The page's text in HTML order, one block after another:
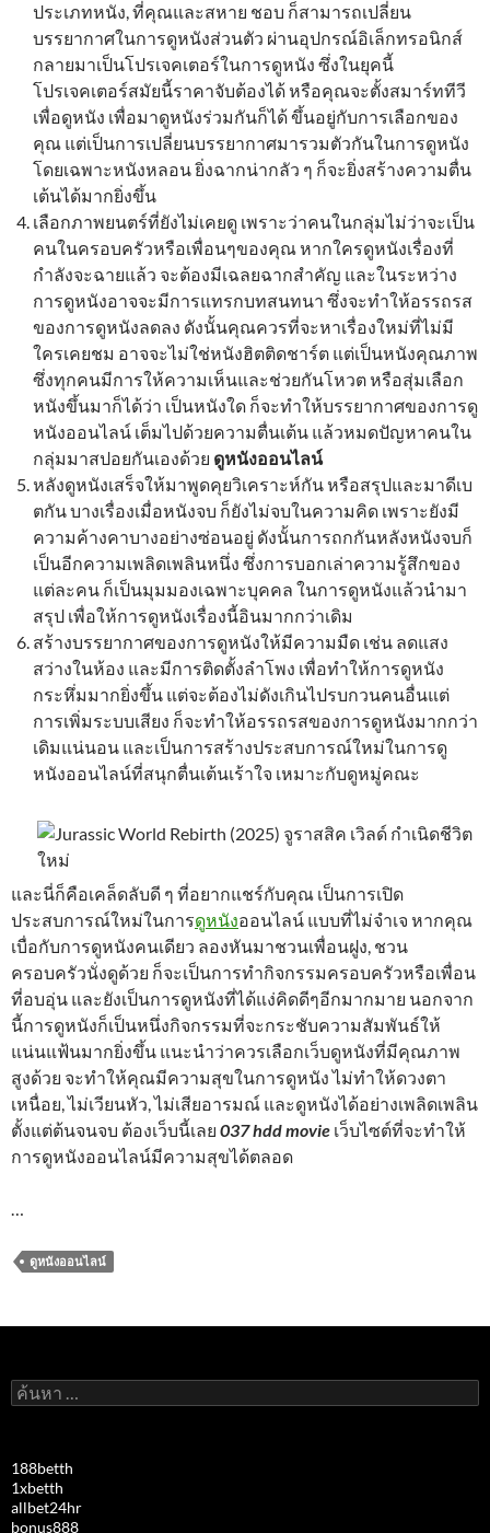
ประเภทหนัง, ที่คุณและสหาย ชอบ ก็สามารถเปลี่ยน
บรรยากาศในการดูหนังส่วนตัว ผ่านอุปกรณ์อิเล็กทรอนิกส์
กลายมาเป็นโปรเจคเตอร์ในการดูหนัง ซึ่งในยุคนี้
โปรเจคเตอร์สมัยนี้ราคาจับต้องได้ หรือคุณจะตั้งสมาร์ททีวี
เพื่อดูหนัง เพื่อมาดูหนังร่วมกันก็ได้ ขึ้นอยู่กับการเลือกของ
คุณ แต่เป็นการเปลี่ยนบรรยากาศมารวมตัวกันในการดูหนัง
โดยเฉพาะหนังหลอน ยิ่งฉากน่ากลัว ๆ ก็จะยิ่งสร้างความตื่น
เต้นได้มากยิ่งขึ้น
เลือกภาพยนตร์ที่ยังไม่เคยดู เพราะว่าคนในกลุ่มไม่ว่าจะเป็น
คนในครอบครัวหรือเพื่อนๆของคุณ หากใครดูหนังเรื่องที่
กำลังจะฉายแล้ว จะต้องมีเฉลยฉากสำคัญ และในระหว่าง
การดูหนังอาจจะมีการแทรกบทสนทนา ซึ่งจะทำให้อรรถรส
ของการดูหนังลดลง ดังนั้นคุณควรที่จะหาเรื่องใหม่ที่ไม่มี
ใครเคยชม อาจจะไม่ใช่หนังฮิตติดชาร์ต แต่เป็นหนังคุณภาพ
ซึ่งทุกคนมีการให้ความเห็นและช่วยกันโหวต หรือสุ่มเลือก
หนังขึ้นมาก็ได้ว่า เป็นหนังใด ก็จะทำให้บรรยากาศของการดู
หนังออนไลน์ เต็มไปด้วยความตื่นเต้น แล้วหมดปัญหาคนใน
กลุ่มมาสปอยกันเองด้วย ดูหนังออนไลน์
หลังดูหนังเสร็จให้มาพูดคุยวิเคราะห์กัน หรือสรุปและมาดีเบ
ตกัน บางเรื่องเมื่อหนังจบ ก็ยังไม่จบในความคิด เพราะยังมี
ความค้างคาบางอย่างซ่อนอยู่ ดังนั้นการถกกันหลังหนังจบก็
เป็นอีกความเพลิดเพลินหนึ่ง ซึ่งการบอกเล่าความรู้สึกของ
แต่ละคน ก็เป็นมุมมองเฉพาะบุคคล ในการดูหนังแล้วนำมา
สรุป เพื่อให้การดูหนังเรื่องนี้อินมากกว่าเดิม
สร้างบรรยากาศของการดูหนังให้มีความมืด เช่น ลดแสง
สว่างในห้อง และมีการติดตั้งลำโพง เพื่อทำให้การดูหนัง
กระหึ่มมากยิ่งขึ้น แต่จะต้องไม่ดังเกินไปรบกวนคนอื่นแต่
การเพิ่มระบบเสียง ก็จะทำให้อรรถรสของการดูหนังมากกว่า
เดิมแน่นอน และเป็นการสร้างประสบการณ์ใหม่ในการดู
หนังออนไลน์ที่สนุกตื่นเต้นเร้าใจ เหมาะกับดูหมู่คณะ
และนี่ก็คือเคล็ดลับดี ๆ ที่อยากแชร์กับคุณ เป็นการเปิด
ประสบการณ์ใหม่ในการดูหนังออนไลน์ แบบที่ไม่จำเจ หากคุณ
เบื่อกับการดูหนังคนเดียว ลองหันมาชวนเพื่อนฝูง, ชวน
ครอบครัวนั่งดูด้วย ก็จะเป็นการทำกิจกรรมครอบครัวหรือเพื่อน
ที่อบอุ่น และยังเป็นการดูหนังที่ได้แง่คิดดีๆอีกมากมาย นอกจาก
นี้การดูหนังก็เป็นหนึ่งกิจกรรมที่จะกระชับความสัมพันธ์ให้
แน่นแฟ้นมากยิ่งขึ้น แนะนำว่าควรเลือกเว็บดูหนังที่มีคุณภาพ
สูงด้วย จะทำให้คุณมีความสุขในการดูหนัง ไม่ทำให้ดวงตา
เหนื่อย, ไม่เวียนหัว, ไม่เสียอารมณ์ และดูหนังได้อย่างเพลิดเพลิน
ตั้งแต่ต้นจนจบ ต้องเว็บนี้เลย 037 hdd movie เว็บไซต์ที่จะทำให้
การดูหนังออนไลน์มีความสุขได้ตลอด
…
ดูหนังออนไลน์
ค้นหา
สำหรับ:
188betth
1xbetth
allbet24hr
bonus888